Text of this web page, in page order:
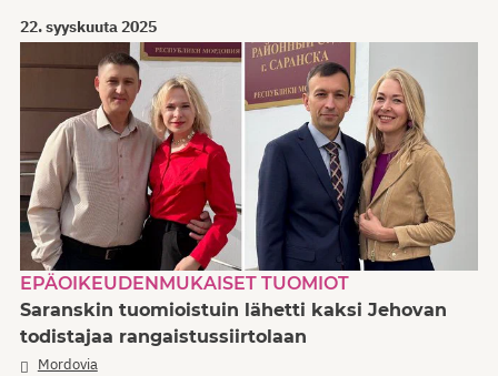
22. syyskuuta 2025
EPÄOIKEUDENMUKAISET TUOMIOT
Saranskin tuomioistuin lähetti kaksi Jehovan
todistajaa rangaistussiirtolaan
Mordovia